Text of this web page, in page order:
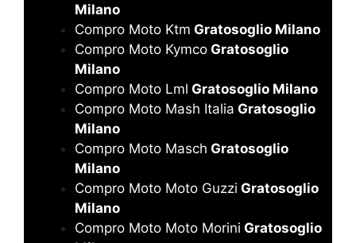
Milano
Compro Moto Ktm Gratosoglio Milano
Compro Moto Kymco Gratosoglio
Milano
Compro Moto Lml Gratosoglio Milano
Compro Moto Mash Italia Gratosoglio
Milano
Compro Moto Masch Gratosoglio
Milano
Compro Moto Moto Guzzi Gratosoglio
Milano
Compro Moto Moto Morini Gratosoglio